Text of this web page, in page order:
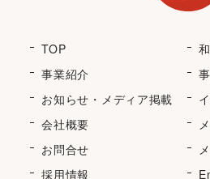
TOP
事業紹介
お知らせ・メディア掲載
会社概要
お問合せ
採用情報